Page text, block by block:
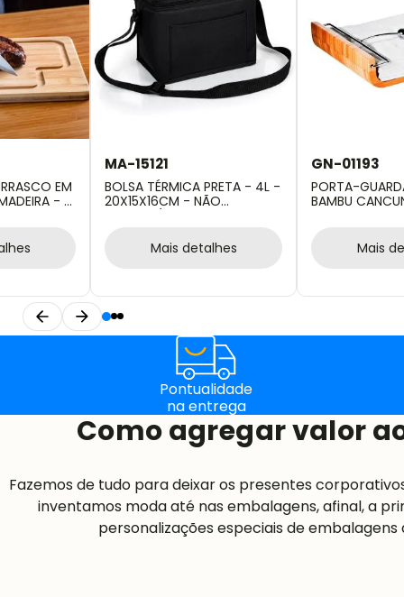
EM
- 3
MA-15121
BOLSA TÉRMICA PRETA - 4L -
20X15X16CM - NÃO
IMPERMEÁVEL
Mais detalhes
GN-01193
PORTA-
BAMBU
Mais
Pontualidade
na entrega
Como agregar valor
Fazemos de tudo para deixar os presentes
inventamos moda até nas embalagens, afinal, a
personalizações especiais de